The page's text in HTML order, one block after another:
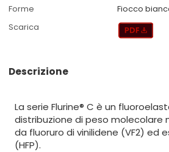
Forme
Fiocco
Scarica
Descrizione
La serie Flurine® C è un
distribuzione di peso molecolare
da fluoruro di vinilidene (VF2) ed
(HFP).